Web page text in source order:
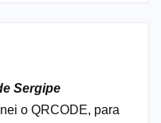
Sergipe
o QRCODE, para